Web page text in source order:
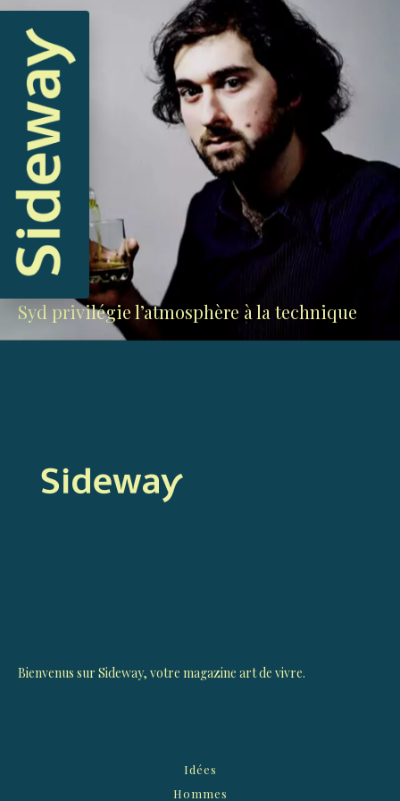
Syd privilégie l’atmosphère à la technique
Bienvenus sur Sideway, votre magazine art de vivre.
Idées
Hommes